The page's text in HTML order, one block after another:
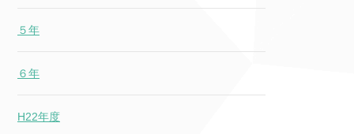
５年
６年
H22年度